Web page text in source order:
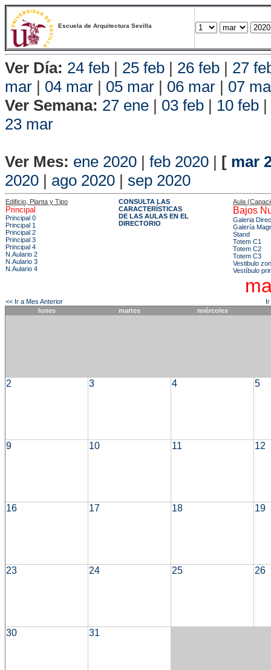
Escuela de Arquitectura Sevilla
Ver Día: 24 feb | 25 feb | 26 feb | 27
mar | 04 mar | 05 mar | 06 mar | 07
Ver Semana: 27 ene | 03 feb | 10 feb |
23 mar
Ver Mes: ene 2020 | feb 2020 | [ mar
2020 | ago 2020 | sep 2020
Edificio, Planta y Tipo
Principal
Principal 0
Principal 1
Principal 2
Principal 3
Principal 4
N.Aulario 2
N.Aulario 3
N.Aulario 4
CONSULTA LAS
CARACTERÍSTICAS
DE LAS AULAS EN EL
DIRECTORIO
Aula
Bajos
Galeria
Galería
Stand
Totem C1
Totem C2
Totem C3
Vestibulo
Vestíbulo
<< Ir a Mes Anterior
lunes
martes miércoles
2 3 4 5
9 10 11 12
16 17 18 19
23 24 25 26
30 31